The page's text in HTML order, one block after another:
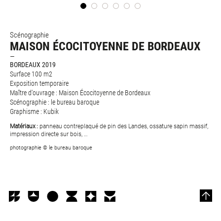
Scénographie
MAISON ÉCOCITOYENNE DE BORDEAUX
BORDEAUX 2019
Surface 100 m2
Exposition temporaire
Maître d'ouvrage : Maison Écocitoyenne de Bordeaux
Scénographie : le bureau baroque
Graphisme : Kubik
Matériaux : panneau contreplaqué de pin des Landes, ossature sapin massif,
impression directe sur bois, …
photographie © le bureau baroque